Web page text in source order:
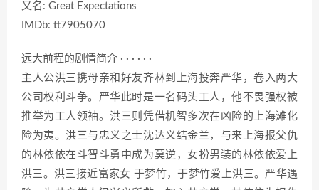
又名: Great Expectations
IMDb: tt7905070
远大前程的剧情简介 · · · · · ·
主人公洪三携母亲和好友齐林到上海投奔严华，卷入两大
公司权利斗争。严华此时是一名码头工人，他不畏强权被
推举为工人领袖。洪三则凭借机智多次在凶险的上海滩化
险为夷。洪三与忠义之士沈达义结金兰，与来上海报父仇
的林依依在斗智斗勇中成为莫逆，女扮男装的林依依爱上
洪三。洪三接近富家女 于梦竹，于梦竹爱上洪三。严华遇